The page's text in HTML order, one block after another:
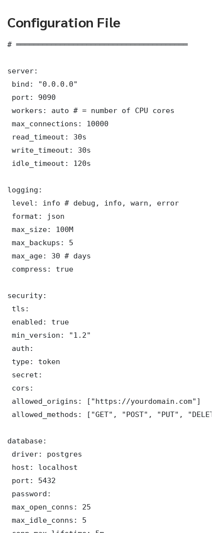
Configuration File
# ═══════════════════════════════════════
server:
bind: "0.0.0.0"
port: 9090
workers: auto # = number of CPU cores
max_connections: 10000
read_timeout: 30s
write_timeout: 30s
idle_timeout: 120s
logging:
level: info # debug, info, warn, error
format: json
max_size: 100M
max_backups: 5
max_age: 30 # days
compress: true
security:
tls:
enabled: true
min_version: "1.2"
auth:
type: token
secret:
cors:
allowed_origins: ["https://yourdomain.com"]
allowed_methods: ["GET", "POST", "PUT",
database:
driver: postgres
host: localhost
port: 5432
password:
max_open_conns: 25
max_idle_conns: 5